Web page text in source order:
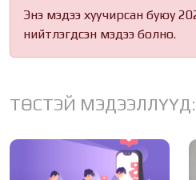
Энэ мэдээ хуучирсан буюу
нийтлэгдсэн мэдээ болно.
ТӨСТЭЙ МЭДЭЭЛЛҮҮД: